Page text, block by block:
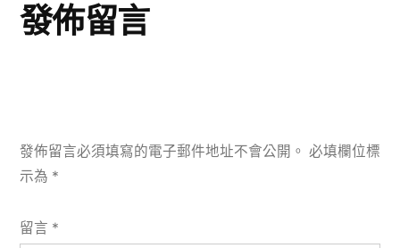
發佈留言
發佈留言必須填寫的電子郵件地址不會公開。 必填欄位標
示為 *
留言 *